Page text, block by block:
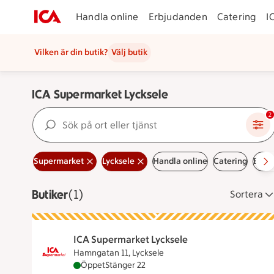
Handla online Erbjudanden Catering
Vilken är din butik? Välj butik
ICA Supermarket Lycksele
Sök på ort eller tjänst 2
Supermarket Lycksele Handla online Catering
ButikerVisar 1 stycken
(1) Sortera
ICA Supermarket Lycksele
Hamngatan 11, Lycksele
ICA Supermarket Lycksele är öppen nu,
ÖppetStänger 22